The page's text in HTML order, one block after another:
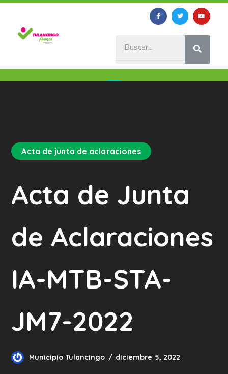
Acta de junta de aclaraciones
Acta de Junta
de Aclaraciones
IA-MTB-STA-
JM7-2022
Municipio Tulancingo diciembre 5, 2022